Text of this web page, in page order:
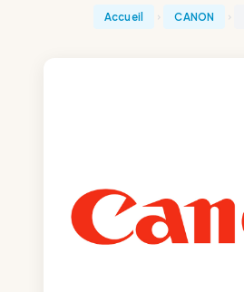
Accueil CANON